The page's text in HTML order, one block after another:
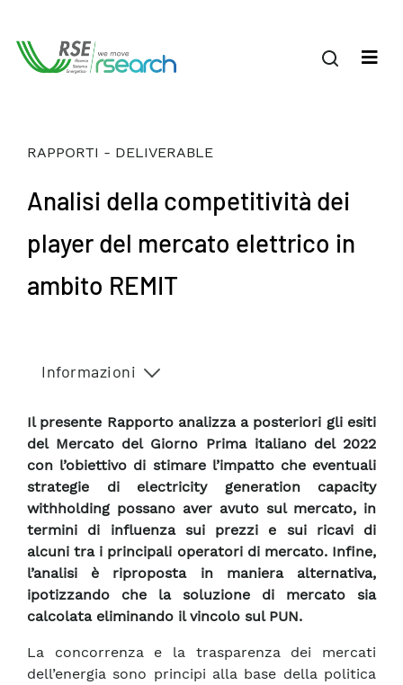
RAPPORTI - DELIVERABLE
Analisi della competitività dei
player del mercato elettrico in
ambito REMIT
Informazioni
Il presente Rapporto analizza a posteriori gli esiti
del Mercato del Giorno Prima italiano del 2022
con l’obiettivo di stimare l’impatto che eventuali
strategie di electricity generation capacity
withholding possano aver avuto sul mercato, in
termini di influenza sui prezzi e sui ricavi di
alcuni tra i principali operatori di mercato. Infine,
l’analisi è riproposta in maniera alternativa,
ipotizzando che la soluzione di mercato sia
calcolata eliminando il vincolo sul PUN.
La concorrenza e la trasparenza dei mercati
dell’energia sono principi alla base della politica